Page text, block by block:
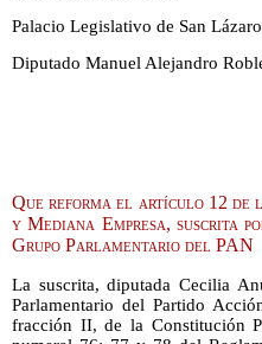
Palacio Legislativo de San
Diputado Manuel Alejandro
Que reforma el artículo 12 de
y Mediana Empresa, suscrita
Grupo Parlamentario del PAN
La suscrita, diputada Cecilia
Parlamentario del Partido
fracción II, de la Constitución